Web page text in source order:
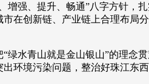
强、提升、畅通”八字方针，
在创新链、产业链上合理布局
水青山就是金山银山”的理念
环境污染问题，整治好珠江东